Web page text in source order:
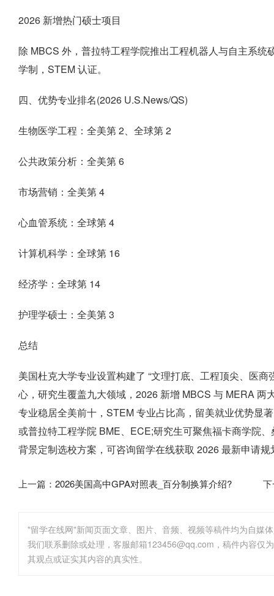
2026 新增热门硕士项目
除 MBCS 外，普拉特工程学院推出工程机器人与自主系
学制，STEM 认证。
四、优势专业排名(2026 U.S.News/QS)
生物医学工程：全美第 2、全球第 2
公共政策分析：全美第 6
市场营销：全美第 4
心血管系统：全球第 4
计算机科学：全球第 16
经济学：全球第 14
护理学硕士：全美第 3
总结
美国杜克大学专业设置构建了 “文理打底、工程顶尖、医
心，研究生覆盖九大领域，2026 新增 MBCS 与 MERA
专业稳居全美前十，STEM 专业占比高，留美就业优势显
或普拉特工程学院 BME、ECE;研究生可聚焦福卡商学院
背景定制选校方案，可咨询留学在线获取 2026 最新申请规
上一篇： 2026美国高中GPA对照表_百分制换算介绍?
"留学在线网"新闻页面文章、图片、音频、视频等稿件均为自媒
其观点或证实其内容的真实性。